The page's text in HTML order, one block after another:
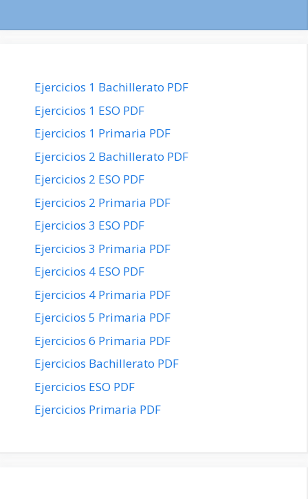
Ejercicios 1 Bachillerato PDF
Ejercicios 1 ESO PDF
Ejercicios 1 Primaria PDF
Ejercicios 2 Bachillerato PDF
Ejercicios 2 ESO PDF
Ejercicios 2 Primaria PDF
Ejercicios 3 ESO PDF
Ejercicios 3 Primaria PDF
Ejercicios 4 ESO PDF
Ejercicios 4 Primaria PDF
Ejercicios 5 Primaria PDF
Ejercicios 6 Primaria PDF
Ejercicios Bachillerato PDF
Ejercicios ESO PDF
Ejercicios Primaria PDF